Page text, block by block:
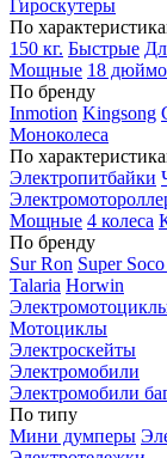
Гироскутеры
По
150 кг. Быстрые
Мощные 18
По бренду
Inmotion Kingsong
Моноколеса
По
Электропитбайки
Мощные 4 колеса
По бренду
Sur Ron Super
Talaria Horwin
Мотоциклы
Электроскейты
Электромобили
Электромобили
По типу
Мини думперы